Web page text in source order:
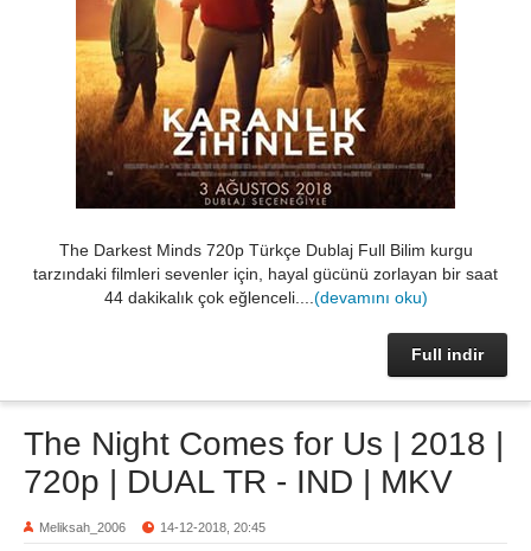
The Darkest Minds 720p Türkçe Dublaj Full Bilim kurgu
tarzındaki filmleri sevenler için, hayal gücünü zorlayan bir saat
44 dakikalık çok eğlenceli.... (devamını oku)
Full indir
The Night Comes for Us | 2018 |
720p | DUAL TR - IND | MKV
Meliksah_2006 14-12-2018, 20:45